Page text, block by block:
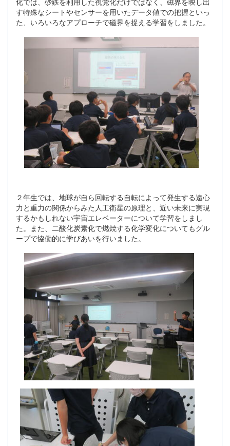
化では、砂鉄を利用した視覚化だけではなく、磁界を映し出
す特殊なシートやセンサーを用いたデータ値での把握といっ
た、いろいろなアプローチで磁界を捉える学習をしました。
２年生では、地球が自ら回転する自転によって発生する遠心
力と重力の関係からみた人工衛星の原理と、近い未来に実現
するかもしれない宇宙エレベーターについて学習をしまし
た。また、二酸化炭素化で燃焼する化学変化についてもグル
ープで協働的に学びあいを行いました。